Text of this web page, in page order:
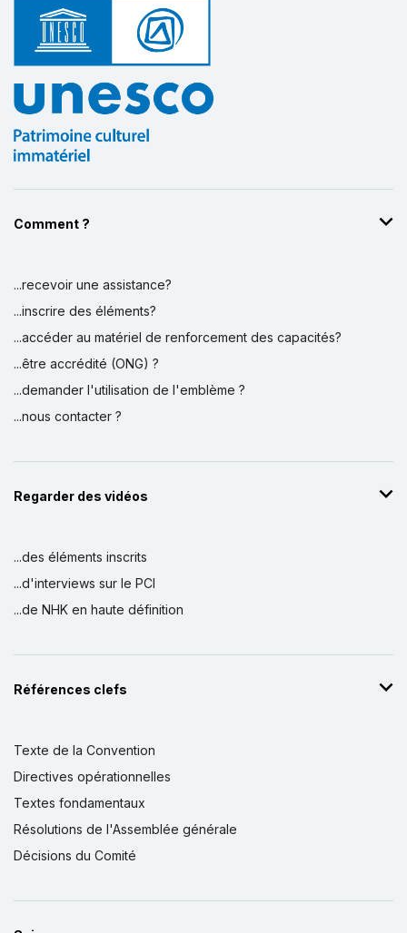
Comment ?
...recevoir une assistance?
...inscrire des éléments?
...accéder au matériel de renforcement des capacités?
...être accrédité (ONG) ?
...demander l'utilisation de l'emblème ?
...nous contacter ?
Regarder des vidéos
...des éléments inscrits
...d'interviews sur le PCI
...de NHK en haute définition
Références clefs
Texte de la Convention
Directives opérationnelles
Textes fondamentaux
Résolutions de l'Assemblée générale
Décisions du Comité